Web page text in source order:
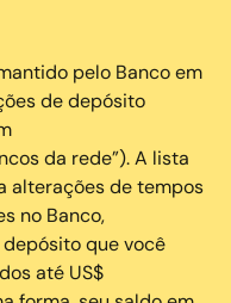
pelo Banco em
de depósito
da rede”). A lista
alterações de tempos
no Banco,
que você
até US$